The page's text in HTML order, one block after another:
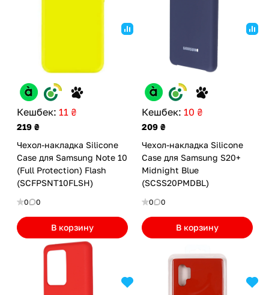
Кешбек: 11 ₴
219 ₴
Чехол-накладка Silicone
Case для Samsung Note 10
(Full Protection) Flash
(SCFPSNT10FLSH)
0 0
В корзину
Кешбек: 10 ₴
209 ₴
Чехол-накладка Silicone
Case для Samsung S20+
Midnight Blue
(SCSS20PMDBL)
0 0
В корзину